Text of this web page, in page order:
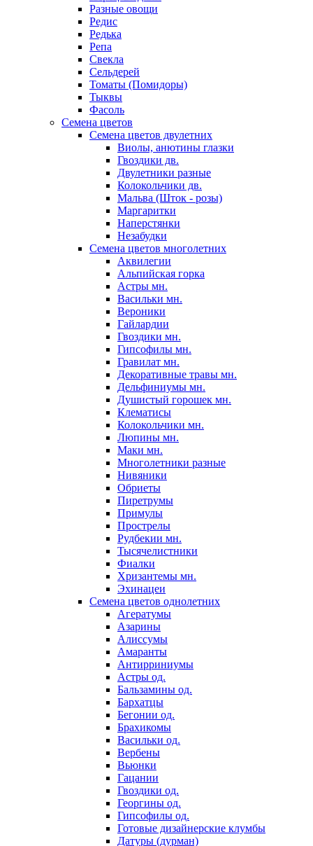
Разные овощи
Редис
Редька
Репа
Свекла
Сельдерей
Томаты (Помидоры)
Тыквы
Фасоль
Семена цветов
Семена цветов двулетних
Виолы, анютины глазки
Гвоздики дв.
Двулетники разные
Колокольчики дв.
Мальва (Шток - розы)
Маргаритки
Наперстянки
Незабудки
Семена цветов многолетних
Аквилегии
Альпийская горка
Астры мн.
Васильки мн.
Вероники
Гайлардии
Гвоздики мн.
Гипсофилы мн.
Гравилат мн.
Декоративные травы мн.
Дельфиниумы мн.
Душистый горошек мн.
Клематисы
Колокольчики мн.
Люпины мн.
Маки мн.
Многолетники разные
Нивяники
Обриеты
Пиретрумы
Примулы
Прострелы
Рудбекии мн.
Тысячелистники
Фиалки
Хризантемы мн.
Эхинацеи
Семена цветов однолетних
Агератумы
Азарины
Алиссумы
Амаранты
Антирриниумы
Астры од.
Бальзамины од.
Бархатцы
Бегонии од.
Брахикомы
Васильки од.
Вербены
Вьюнки
Гацании
Гвоздики од.
Георгины од.
Гипсофилы од.
Готовые дизайнерские клумбы
Датуры (дурман)